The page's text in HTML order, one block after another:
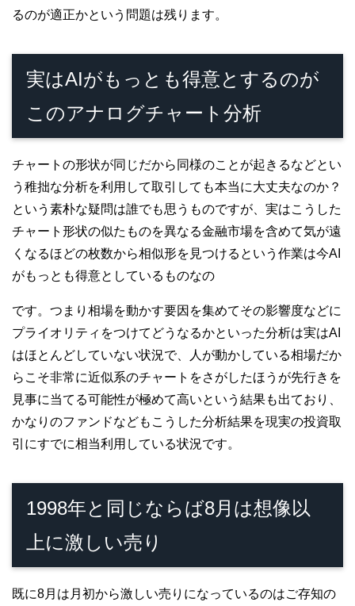
るのが適正かという問題は残ります。
実はAIがもっとも得意とするのが
このアナログチャート分析
チャートの形状が同じだから同様のことが起きるなどとい
う稚拙な分析を利用して取引しても本当に大丈夫なのか？
という素朴な疑問は誰でも思うものですが、実はこうした
チャート形状の似たものを異なる金融市場を含めて気が遠
くなるほどの枚数から相似形を見つけるという作業は今AI
がもっとも得意としているものなの
です。つまり相場を動かす要因を集めてその影響度などに
プライオリティをつけてどうなるかといった分析は実はAI
はほとんどしていない状況で、人が動かしている相場だか
らこそ非常に近似系のチャートをさがしたほうが先行きを
見事に当てる可能性が極めて高いという結果も出ており、
かなりのファンドなどもこうした分析結果を現実の投資取
引にすでに相当利用している状況です。
1998年と同じならば8月は想像以
上に激しい売り
既に8月は月初から激しい売りになっているのはご存知の